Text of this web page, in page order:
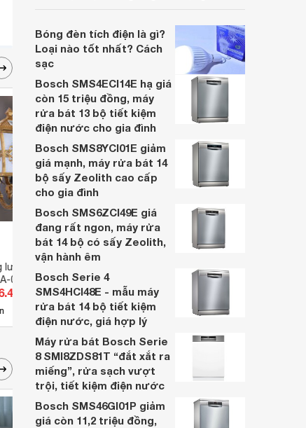
lượng mặt trời
035-200
đ
Đèn thả Slister 8658
Giá từ 1.045.000 đ
Có 2 nơi bán
kinh nghiệm chọn mua thật chuẩn để tránh
hàng giả kém chất lượng.
Bóng đèn tích điện là gì?
Loại nào tốt nhất? Cách
sạc
Bosch SMS4ECI14E hạ giá
còn 15 triệu đồng, máy
rửa bát 13 bộ tiết kiệm
điện nước cho gia đình
Bosch SMS8YCI01E giảm
giá mạnh, máy rửa bát 14
bộ sấy Zeolith cao cấp
cho gia đình
Bosch SMS6ZCI49E giá
đang rất ngon, máy rửa
bát 14 bộ có sấy Zeolith,
vận hành êm
Bosch Serie 4
SMS4HCI48E - mẫu máy
rửa bát 14 bộ tiết kiệm
điện nước, giá hợp lý
Máy rửa bát Bosch Serie
8 SMI8ZDS81T “đắt xắt ra
miếng”, rửa sạch vượt
trội, tiết kiệm điện nước
Bosch SMS46GI01P giảm
giá còn 11,2 triệu đồng,